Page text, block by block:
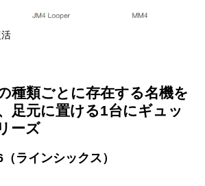
種類ごとに存在する名機を
足元に置ける1台にギュッ
ーズ
ラインシックス）